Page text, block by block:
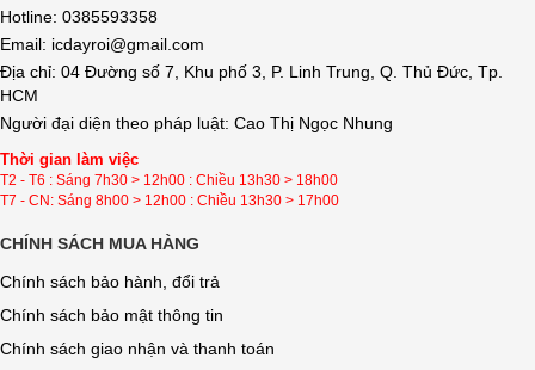
Hotline: 0385593358
Email: icdayroi@gmail.com
Địa chỉ: 04 Đường số 7, Khu phố 3, P. Linh Trung, Q. Thủ Đức, Tp.
HCM
Người đại diện theo pháp luật: Cao Thị Ngọc Nhung
Thời gian làm việc
T2 - T6 : Sáng 7h30 > 12h00 : Chiều 13h30 > 18h00
T7 - CN: Sáng 8h00 > 12h00 : Chiều 13h30 > 17h00
CHÍNH SÁCH MUA HÀNG
Chính sách bảo hành, đổi trả
Chính sách bảo mật thông tin
Chính sách giao nhận và thanh toán